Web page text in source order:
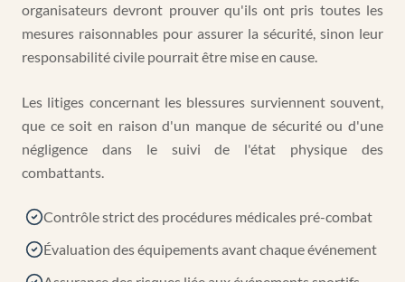
organisateurs devront prouver qu'ils ont pris toutes les
mesures raisonnables pour assurer la sécurité, sinon leur
responsabilité civile pourrait être mise en cause.
Les litiges concernant les blessures surviennent souvent,
que ce soit en raison d'un manque de sécurité ou d'une
négligence dans le suivi de l'état physique des
combattants.
Contrôle strict des procédures médicales pré-combat
Évaluation des équipements avant chaque événement